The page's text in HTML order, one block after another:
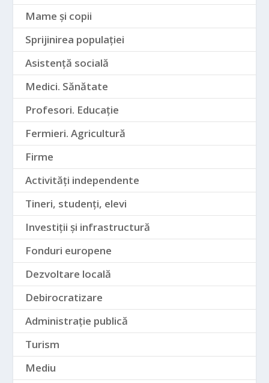
Mame și copii
Sprijinirea populației
Asistență socială
Medici. Sănătate
Profesori. Educație
Fermieri. Agricultură
Firme
Activități independente
Tineri, studenți, elevi
Investiții și infrastructură
Fonduri europene
Dezvoltare locală
Debirocratizare
Administrație publică
Turism
Mediu